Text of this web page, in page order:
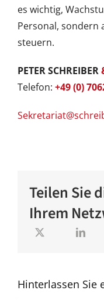
es wichtig,
Personal, sondern
steuern.
PETER SCHREIBER
Telefon: +49 (0)
Teilen Sie
Ihrem
Hinterlassen Sie